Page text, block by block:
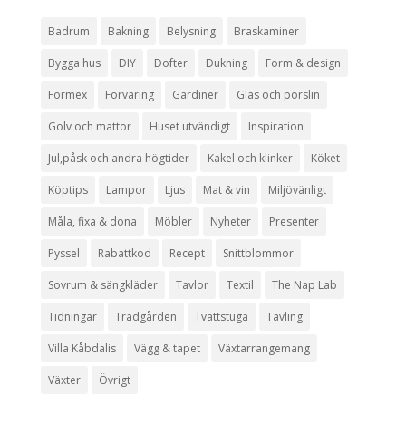
Badrum Bakning Belysning Braskaminer
Bygga hus DIY Dofter Dukning Form & design
Formex Förvaring Gardiner Glas och porslin
Golv och mattor Huset utvändigt Inspiration
Jul,påsk och andra högtider Kakel och klinker Köket
Köptips Lampor Ljus Mat & vin Miljövänligt
Måla, fixa & dona Möbler Nyheter Presenter
Pyssel Rabattkod Recept Snittblommor
Sovrum & sängkläder Tavlor Textil The Nap Lab
Tidningar Trädgården Tvättstuga Tävling
Villa Kåbdalis Vägg & tapet Växtarrangemang
Växter Övrigt